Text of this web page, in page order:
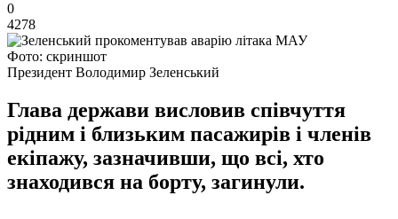
0
4278
Фото: скриншот
Президент Володимир Зеленський
Глава держави висловив співчуття
рідним і близьким пасажирів і членів
екіпажу, зазначивши, що всі, хто
знаходився на борту, загинули.